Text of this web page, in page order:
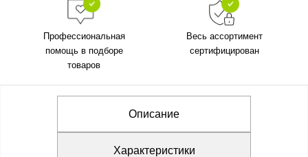
Профессиональная
помощь в подборе
товаров
Весь ассортимент
сертифицирован
Описание
Характеристики